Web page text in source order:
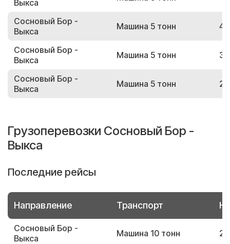
Выкса
Сосновый Бор -
Выкса
Машина 5 тонн
Сосновый Бор -
Выкса
Машина 5 тонн
Сосновый Бор -
Выкса
Машина 5 тонн
Грузоперевозки Сосновый Бор -
Выкса
Последние рейсы
Направление Транспорт
Сосновый Бор -
Выкса
Машина 10 тонн